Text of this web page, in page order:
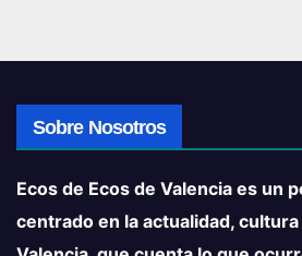
Sobre Nosotros
Ecos de Ecos de Valencia es un
centrado en la actualidad,